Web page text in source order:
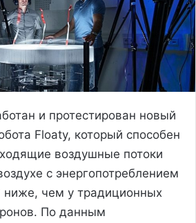
и протестирован новый
Floaty, который способен
воздушные потоки
с энергопотреблением
ниже, чем у традиционных
По данным